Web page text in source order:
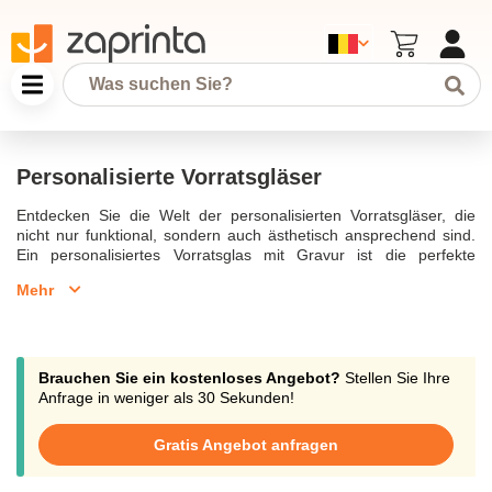
Personalisierte Vorratsgläser
Entdecken Sie die Welt der personalisierten Vorratsgläser, die
nicht nur funktional, sondern auch ästhetisch ansprechend sind.
Ein personalisiertes Vorratsglas mit Gravur ist die perfekte
Hochzeitsgeschenk, kleines Dankeschön oder als Geschenk zum
luftdichte Aufbewahrungsmöglichkeit für trockene Lebensmittel
wie Müsli, selbstgebackene Kekse oder Lieblingssüßigkeiten.
Jedes personalisierte Vorratsglas kann individuell mit einem
werden, um eine persönliche Note hinzuzufügen.Vorratsgläser mit
Deckel aus Borosilikatglas sind nicht nur langlebig, sondern auch
nachhaltig, was sie zu einem idealen Geschenk für jemanden
Mehr
Brauchen Sie ein kostenloses Angebot? Stellen Sie Ihre
Anfrage in weniger als 30 Sekunden!
Gratis Angebot anfragen